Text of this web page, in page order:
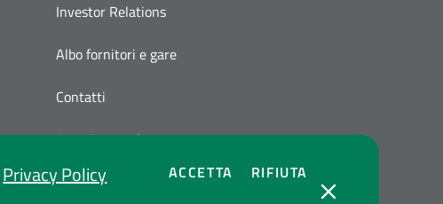
Privacy Policy ACCETTA COOKIES
RIFIUTA
Investor Relations
Albo fornitori e gare
Contatti
Area Personale